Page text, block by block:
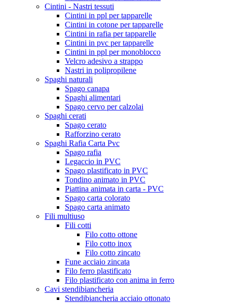
Cintini - Nastri tessuti
Cintini in ppl per tapparelle
Cintini in cotone per tapparelle
Cintini in rafia per tapparelle
Cintini in pvc per tapparelle
Cintini in ppl per monoblocco
Velcro adesivo a strappo
Nastri in polipropilene
Spaghi naturali
Spago canapa
Spaghi alimentari
Spago cervo per calzolai
Spaghi cerati
Spago cerato
Rafforzino cerato
Spaghi Rafia Carta Pvc
Spago rafia
Legaccio in PVC
Spago plastificato in PVC
Tondino animato in PVC
Piattina animata in carta - PVC
Spago carta colorato
Spago carta animato
Fili multiuso
Fili cotti
Filo cotto ottone
Filo cotto inox
Filo cotto zincato
Fune acciaio zincata
Filo ferro plastificato
Filo plastificato con anima in ferro
Cavi stendibiancheria
Stendibiancheria acciaio ottonato